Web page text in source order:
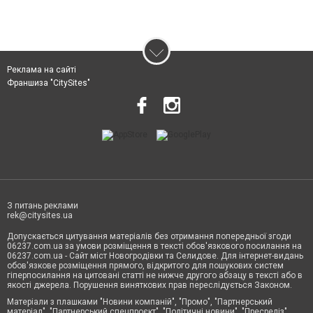
Реклама на сайті
Франшиза "CitySites"
З питань реклами
rek@citysites.ua
Допускається цитування матеріалів без отримання попередньої згоди
06237.com.ua за умови розміщення в тексті обов'язкового посилання на
06237.com.ua - Сайт міст Новогродівки та Селидове. Для інтернет-видань
обов'язкове розміщення прямого, відкритого для пошукових систем
гіперпосилання на цитовані статті не нижче другого абзацу в тексті або в
якості джерела. Порушення виняткових прав переслідується Законом.
Матеріали з плашками "Новини компаній", "Промо", "Партнерський